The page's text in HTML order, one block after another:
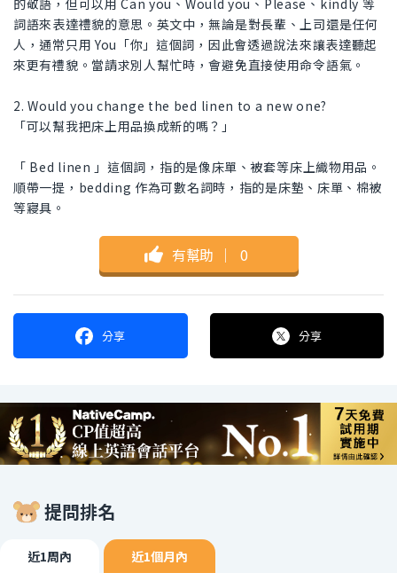
的敬語，但可以用 Can you、Would you、Please、kindly 等
詞語來表達禮貌的意思。英文中，無論是對長輩、上司還是任何
人，通常只用 You「你」這個詞，因此會透過說法來讓表達聽起
來更有禮貌。當請求別人幫忙時，會避免直接使用命令語氣。
2. Would you change the bed linen to a new one?
「可以幫我把床上用品換成新的嗎？」
「 Bed linen 」這個詞，指的是像床單、被套等床上織物用品。
順帶一提，bedding 作為可數名詞時，指的是床墊、床單、棉被
等寢具。
有幫助 ｜ 0
分享 分享
提問排名
近1周內 近1個月內